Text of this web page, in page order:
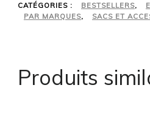
CATÉGORIES : BESTSELLERS,
PAR MARQUES, SACS ET
Produits